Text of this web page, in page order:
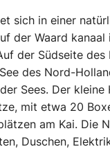
sich in einer
der Waard kanaal
der Südseite des
des Nord-
Sees. Der kleine
mit etwa 20
am Kai. Die
Duschen,